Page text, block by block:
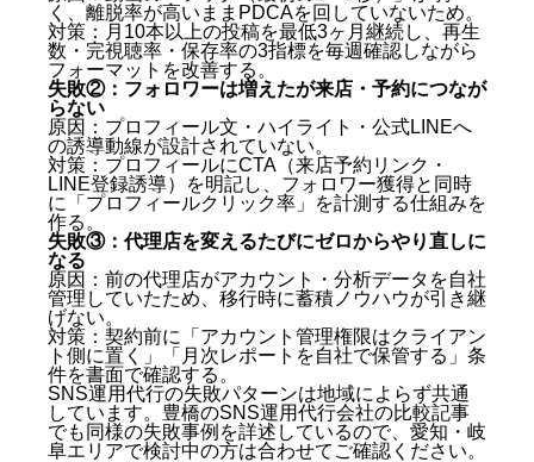
く、離脱率が高いままPDCAを回していないため。
対策：月10本以上の投稿を最低3ヶ月継続し、再生
数・完視聴率・保存率の3指標を毎週確認しながら
フォーマットを改善する。
失敗②：フォロワーは増えたが来店・予約につなが
らない
原因：プロフィール文・ハイライト・公式LINEへ
の誘導動線が設計されていない。
対策：プロフィールにCTA（来店予約リンク・
LINE登録誘導）を明記し、フォロワー獲得と同時
に「プロフィールクリック率」を計測する仕組みを
作る。
失敗③：代理店を変えるたびにゼロからやり直しに
なる
原因：前の代理店がアカウント・分析データを自社
管理していたため、移行時に蓄積ノウハウが引き継
げない。
対策：契約前に「アカウント管理権限はクライアン
ト側に置く」「月次レポートを自社で保管する」条
件を書面で確認する。
SNS運用代行の失敗パターンは地域によらず共通
しています。 豊橋のSNS運用代行会社の比較記事
でも同様の失敗事例を詳述しているので、愛知・岐
阜エリアで検討中の方は合わせてご確認ください。